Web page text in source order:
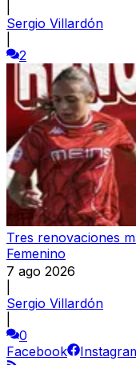
Sergio Villardón
2
Tres renovaciones
Femenino
7 ago 2026
Sergio Villardón
0
Facebook